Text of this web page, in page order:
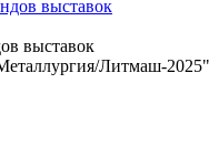
выставок
Литмаш-2025"